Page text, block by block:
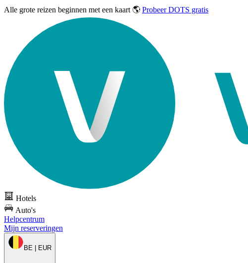
Alle grote reizen beginnen met een kaart 🌎 Probeer DOTS gratis
Hotels
Auto's
Helpcentrum
Mijn reserveringen
BE | EUR